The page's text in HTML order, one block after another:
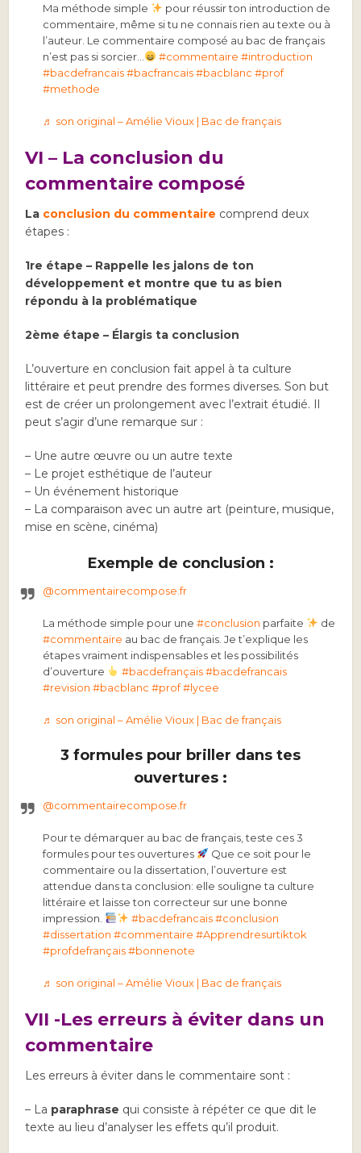
Ma méthode simple
pour réussir ton introduction de
commentaire, même si tu ne connais rien au texte ou à
l’auteur. Le commentaire composé au bac de français
n’est pas si sorcier…
#commentaire #introduction
#bacdefrancais #bacfrancais #bacblanc #prof
#methode
♬ son original – Amélie Vioux | Bac de français
VI – La conclusion du
commentaire composé
La conclusion du commentaire comprend deux
étapes :
1re étape – Rappelle les jalons de ton
développement et montre que tu as bien
répondu à la problématique
2ème étape – Élargis ta conclusion
L’ouverture en conclusion fait appel à ta culture
littéraire et peut prendre des formes diverses. Son but
est de créer un prolongement avec l’extrait étudié. Il
peut s’agir d’une remarque sur :
– Une autre œuvre ou un autre texte
– Le projet esthétique de l’auteur
– Un événement historique
– La comparaison avec un autre art (peinture, musique,
mise en scène, cinéma)
Exemple de conclusion :
@commentairecompose.fr
La méthode simple pour une#conclusion parfaite
de
#commentaire au bac de français. Je t’explique les
étapes vraiment indispensables et les possibilités
d’ouverture
#bacdefrançais#bacdefrancais
#revision #bacblanc #prof#lycee
♬ son original – Amélie Vioux | Bac de français
3 formules pour briller dans tes
ouvertures :
@commentairecompose.fr
Pour te démarquer au bac de français, teste ces 3
formules pour tes ouvertures
Que ce soit pour le
commentaire ou la dissertation, l’ouverture est
attendue dans ta conclusion: elle souligne ta culture
littéraire et laisse ton correcteur sur une bonne
impression.
#bacdefrancais#conclusion
#dissertation #commentaire #Apprendresurtiktok
#profdefrançais #bonnenote
♬ son original – Amélie Vioux | Bac de français
VII -Les erreurs à éviter dans un
commentaire
Les erreurs à éviter dans le commentaire sont :
– La paraphrase qui consiste à répéter ce que dit le
texte au lieu d’analyser les effets qu’il produit.